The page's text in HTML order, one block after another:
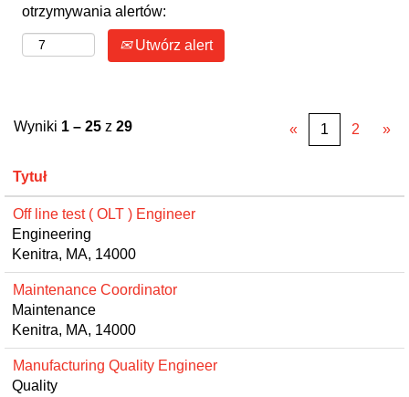
otrzymywania alertów:
Utwórz alert
Wyniki 1 – 25 z 29 « 1 2 »
Tytuł
Off line test ( OLT ) Engineer
Engineering
Kenitra, MA, 14000
Maintenance Coordinator
Maintenance
Kenitra, MA, 14000
Manufacturing Quality Engineer
Quality